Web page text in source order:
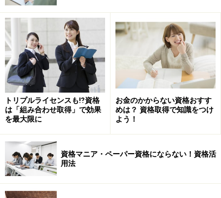
トリプルライセンスも⁉資格
は「組み合わせ取得」で効果
を最大限に
お金のかからない資格おすす
めは？ 資格取得で知識をつけ
よう！
資格マニア・ペーパー資格にならない！資格活
用法